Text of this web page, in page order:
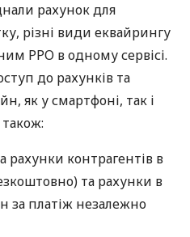
рахунок для
різні види еквайрингу
РРО в одному сервісі.
до рахунків та
як у смартфоні, так і
рахунки контрагентів в
та рахунки в
за платіж незалежно